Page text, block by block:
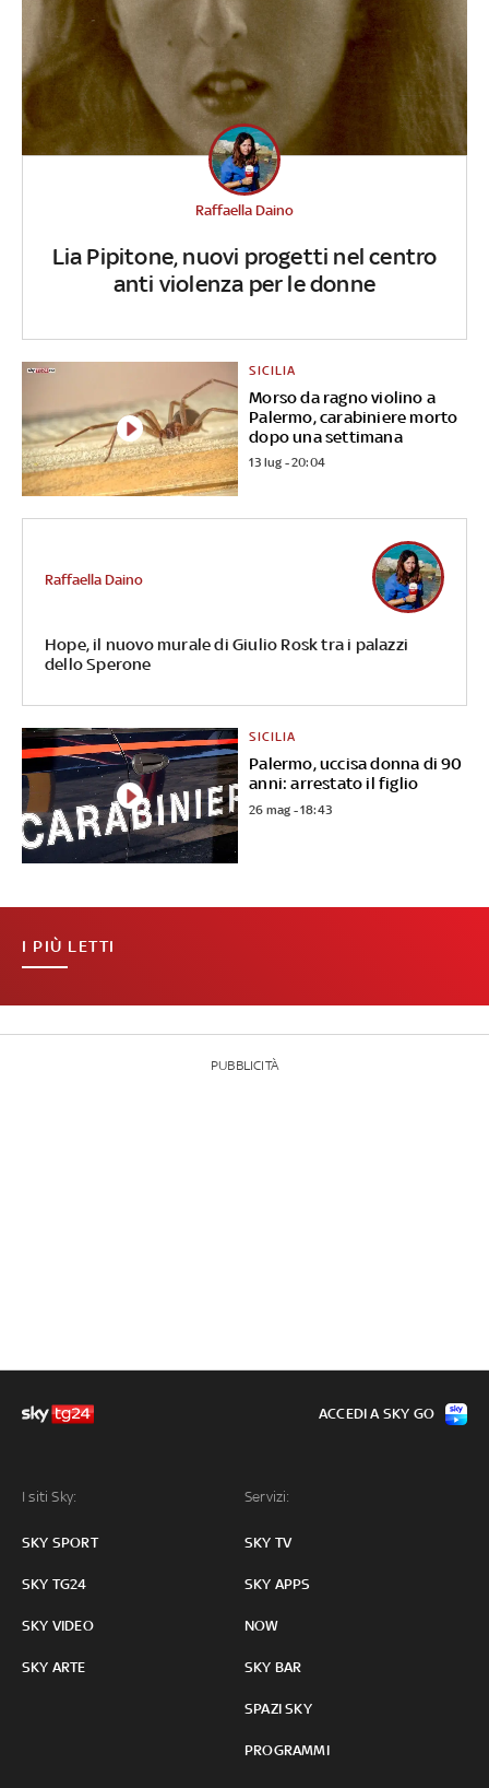
Lia Pipitone, nuovi progetti nel centro
anti violenza per le donne
Raffaella Daino
Morso da ragno violino a
Palermo, carabiniere morto
dopo una settimana
SICILIA
13 lug - 20:04
Hope, il nuovo murale di Giulio Rosk tra i palazzi
dello Sperone
Raffaella Daino
Palermo, uccisa donna di 90
anni: arrestato il figlio
SICILIA
26 mag - 18:43
I PIÙ LETTI
PUBBLICITÀ
I siti Sky:
SKY SPORT
SKY TG24
SKY VIDEO
SKY ARTE
Servizi:
SKY TV
SKY APPS
NOW
SKY BAR
SPAZI SKY
PROGRAMMI
ACCEDI A SKY GO